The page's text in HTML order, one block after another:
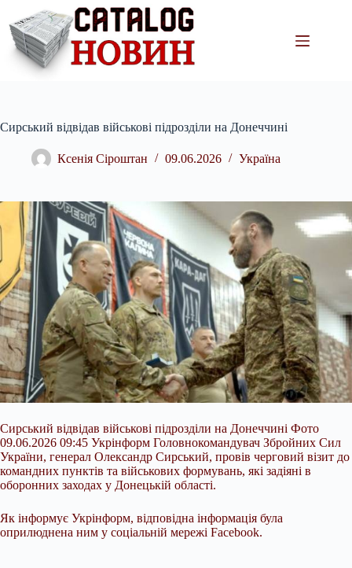
вмісту
Сирський відвідав військові підрозділи на Донеччині
Ксенія Сіроштан 09.06.2026 Україна
Сирський відвідав військові підрозділи на Донеччині Фото
09.06.2026 09:45 Укрінформ Головнокомандувач Збройних Сил
України, генерал Олександр Сирський, провів черговий візит до
командних пунктів та військових формувань, які задіяні в
оборонних заходах у Донецькій області.
Як інформує Укрінформ, відповідна інформація була
оприлюднена ним у соціальній мережі Facebook.